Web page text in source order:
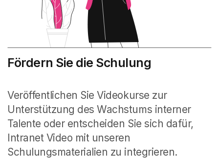
Fördern Sie die Schulung
Veröffentlichen Sie Videokurse zur
Unterstützung des Wachstums interner
Talente oder entscheiden Sie sich dafür,
Intranet Video mit unseren
Schulungsmaterialien zu integrieren.